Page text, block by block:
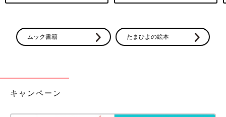
ムック書籍 たまひよの絵本
キャンペーン